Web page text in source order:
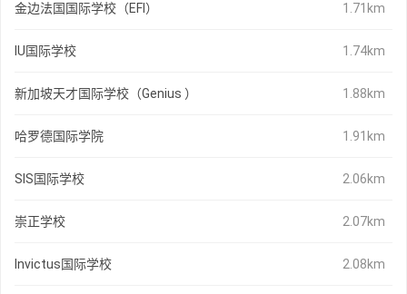
金边法国国际学校（EFI） 1.71km
IU国际学校 1.74km
新加坡天才国际学校（Genius ） 1.88km
哈罗德国际学院 1.91km
SIS国际学校 2.06km
崇正学校 2.07km
Invictus国际学校 2.08km